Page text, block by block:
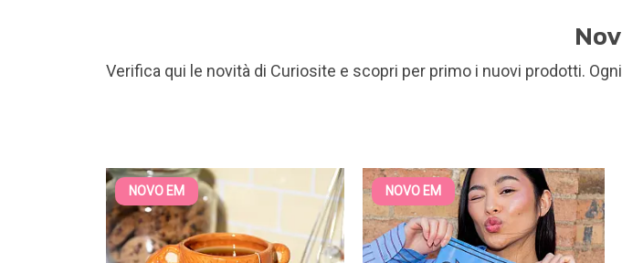
Verifica qui le novità di Curiosite e scopri per primo i nuovi prodotti.
NOVO EM NOVO EM